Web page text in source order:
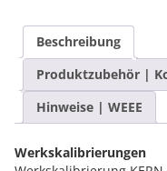
Beschreibung
Produktzubehör |
Hinweise | WEEE
Werkskalibrierungen